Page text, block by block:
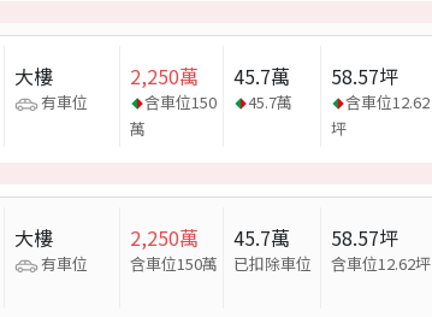
大樓
有車位
2,250萬
含車位150
萬
45.7萬
45.7萬
58.57坪
含車位12.62
坪
大樓
有車位
2,250萬
含車位150萬
45.7萬
已扣除車位
58.57坪
含車位12.62坪